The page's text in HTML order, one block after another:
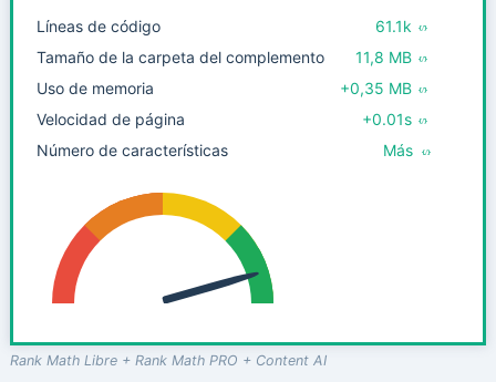
Líneas de código
61.1k
Tamaño de la carpeta del complemento
11,8 MB
Uso de memoria
+0,35 MB
Velocidad de página
+0.01s
Número de características
Más
Rank Math Libre + Rank Math PRO + Content AI